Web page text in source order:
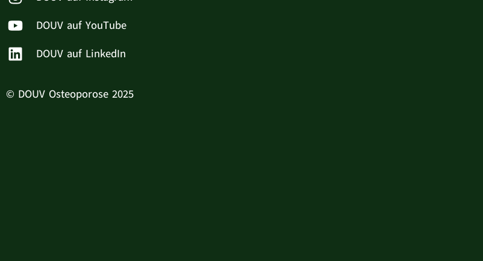
DOUV auf YouTube
DOUV auf LinkedIn
© DOUV Osteoporose 2025